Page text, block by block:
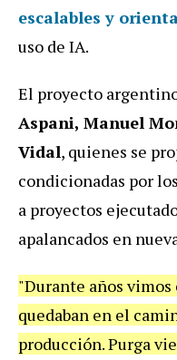
escalables y
uso de IA.
El proyecto
Aspani, Manuel
Vidal, quienes se
condicionadas por
a proyectos
apalancados en
"Durante años vimos
quedaban en el
producción. Purga